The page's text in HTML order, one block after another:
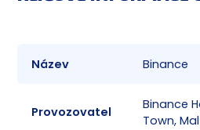
Název Binance
Provozovatel
Binance
Town,